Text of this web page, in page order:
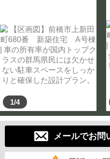
1/4
メールでお問